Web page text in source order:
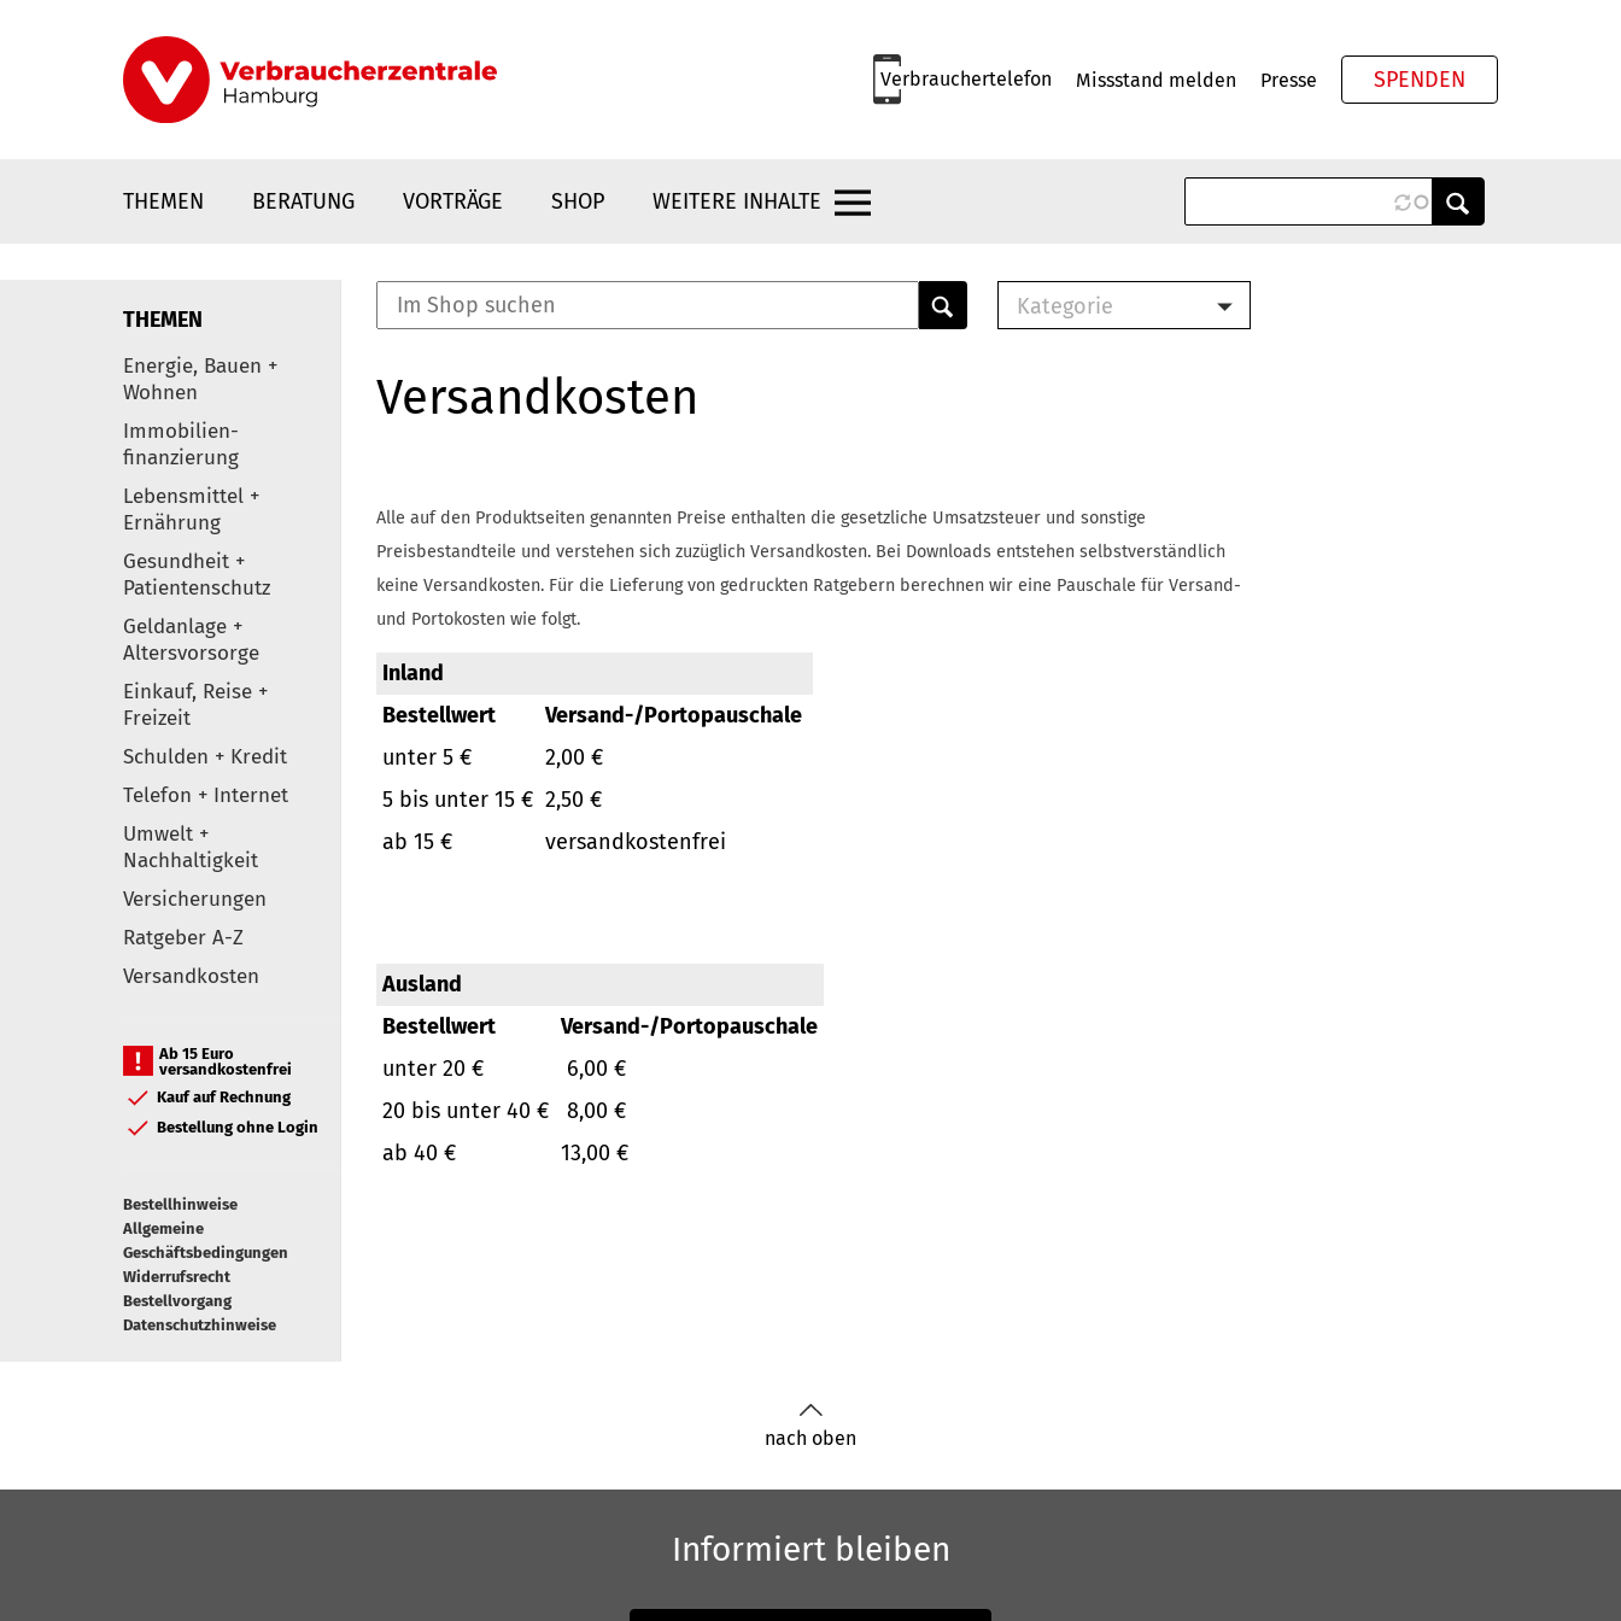
Verbrauchertelefon Missstand melden Presse SPENDEN
THEMEN BERATUNG VORTRÄGE SHOP WEITERE INHALTE
Elemente
THEMEN
Energie, Bauen +
Wohnen
Immobilien-
finanzierung
Lebensmittel +
Ernährung
Gesundheit +
Patientenschutz
Geldanlage +
Altersvorsorge
Einkauf, Reise +
Freizeit
Schulden + Kredit
Telefon + Internet
Umwelt +
Nachhaltigkeit
Versicherungen
Ratgeber A-Z
Versandkosten
Ab 15 Euro
versandkostenfrei
Kauf auf Rechnung
Bestellung ohne Login
Bestellhinweise
Allgemeine
Geschäftsbedingungen
Widerrufsrecht
Bestellvorgang
Datenschutzhinweise
Kategorie
Buch
Versandkosten
Alle auf den Produktseiten genannten Preise enthalten die gesetzliche Umsatzsteuer und sonstige
Preisbestandteile und verstehen sich zuzüglich Versandkosten. Bei Downloads entstehen selbstverständlich
keine Versandkosten. Für die Lieferung von gedruckten Ratgebern berechnen wir eine Pauschale für Versand-
und Portokosten wie folgt.
Inland
Bestellwert
Versand-/Portopauschale
unter 5 €
2,00 €
5 bis unter 15 € 2,50 €
ab 15 €
versandkostenfrei
Ausland
Bestellwert
Versand-/Portopauschale
unter 20 €
6,00 €
20 bis unter 40 €
8,00 €
ab 40 €
13,00 €
nach oben
Informiert bleiben